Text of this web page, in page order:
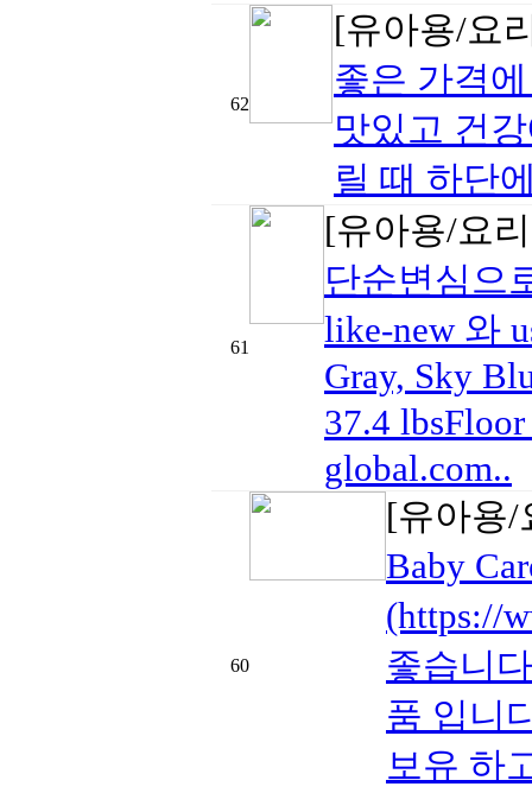
62
[유아용/요
좋은 가격
맛있고 건
릴 때 하단
61
[유아용/요
단순변심으
like-new 와
Gray, Sky
37.4
global.com..
60
[유아용
Baby
(https://
좋습니
품 입니
보유 하